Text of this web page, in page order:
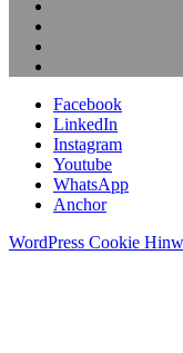
Facebook
LinkedIn
Instagram
Youtube
WhatsApp
Anchor
WordPress Cookie